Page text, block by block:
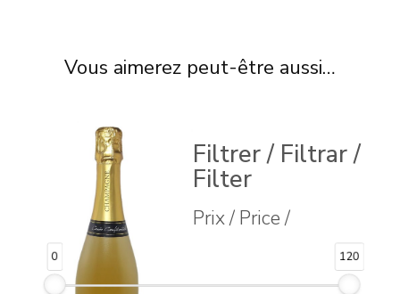
Vous aimerez peut-être aussi…
Filtrer / Filtrar /
Filter
Prix / Price /
0 120